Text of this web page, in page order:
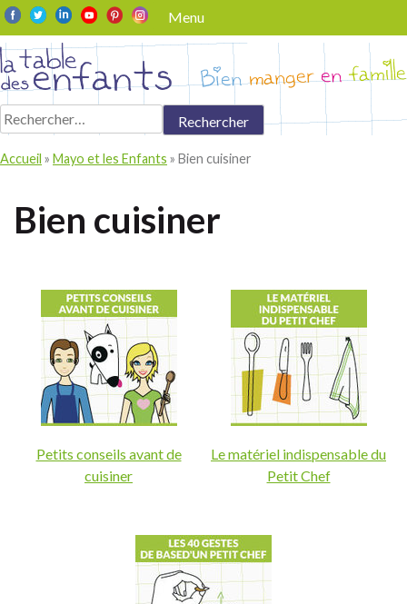
Skip
to
content
Menu
Rechercher :
Accueil » Mayo et les Enfants » Bien cuisiner
Bien cuisiner
Petits conseils avant de
cuisiner
Le matériel indispensable du
Petit Chef